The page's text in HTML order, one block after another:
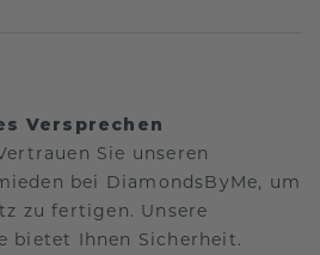
Versprechen
Sie unseren
bei DiamondsByMe, um
zu fertigen. Unsere
bietet Ihnen Sicherheit.